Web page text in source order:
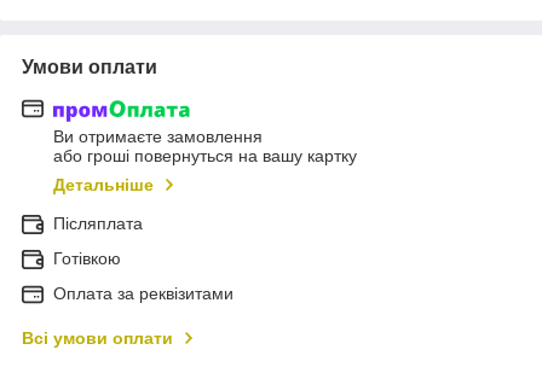
Умови оплати
Ви отримаєте замовлення
або гроші повернуться на вашу картку
Детальніше
Післяплата
Готівкою
Оплата за реквізитами
Всі умови оплати